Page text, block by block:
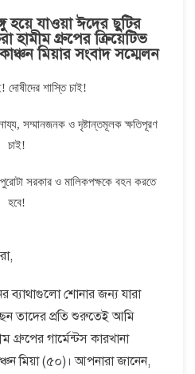
হয়ে যাওয়া ঈদের ছুটির
হামীম গ্রুপের ক্রিয়েটিভ
মিয়ার সংবাদ সম্মেলন
দোষীদের শাস্তি চাই!
সম্মানজনক ও দৃষ্টান্তমূলক ক্ষতিপূরণ
চাই!
পুরোটা সরকার ও মালিকপক্ষকে বহন করতে
হবে!
শোনার জন্য যারা
তাদের প্রতি শুরুতেই আমি
গার্মেন্টস কারখানা
মিয়া (৫০)। আপনারা জানেন,